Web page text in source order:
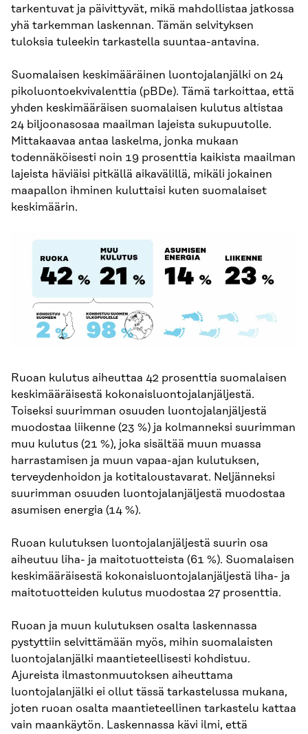
tarkentuvat ja päivittyvät, mikä mahdollistaa jatkossa
yhä tarkemman laskennan. Tämän selvityksen
tuloksia tuleekin tarkastella suuntaa-antavina.
Suomalaisen keskimääräinen luontojalanjälki on 24
pikoluontoekvivalenttia (pBDe). Tämä tarkoittaa, että
yhden keskimääräisen suomalaisen kulutus altistaa
24 biljoonasosaa maailman lajeista sukupuutolle.
Mittakaavaa antaa laskelma, jonka mukaan
todennäköisesti noin 19 prosenttia kaikista maailman
lajeista häviäisi pitkällä aikavälillä, mikäli jokainen
maapallon ihminen kuluttaisi kuten suomalaiset
keskimäärin.
Ruoan kulutus aiheuttaa 42 prosenttia suomalaisen
keskimääräisestä kokonaisluontojalanjäljestä.
Toiseksi suurimman osuuden luontojalanjäljestä
muodostaa liikenne (23 %) ja kolmanneksi suurimman
muu kulutus (21 %), joka sisältää muun muassa
harrastamisen ja muun vapaa-ajan kulutuksen,
terveydenhoidon ja kotitaloustavarat. Neljänneksi
suurimman osuuden luontojalanjäljestä muodostaa
asumisen energia (14 %).
Ruoan kulutuksen luontojalanjäljestä suurin osa
aiheutuu liha- ja maitotuotteista (61 %). Suomalaisen
keskimääräisestä kokonaisluontojalanjäljestä liha- ja
maitotuotteiden kulutus muodostaa 27 prosenttia.
Ruoan ja muun kulutuksen osalta laskennassa
pystyttiin selvittämään myös, mihin suomalaisten
luontojalanjälki maantieteellisesti kohdistuu.
Ajureista ilmastonmuutoksen aiheuttama
luontojalanjälki ei ollut tässä tarkastelussa mukana,
joten ruoan osalta maantieteellinen tarkastelu kattaa
vain maankäytön. Laskennassa kävi ilmi, että